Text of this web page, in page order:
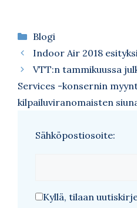
Kategoriat
Blogi
Indoor Air 2018
VTT:n tammikuussa
Services -konsernin
kilpailuviranomaisten
Sähköpostiosoite:
Kyllä, tilaan